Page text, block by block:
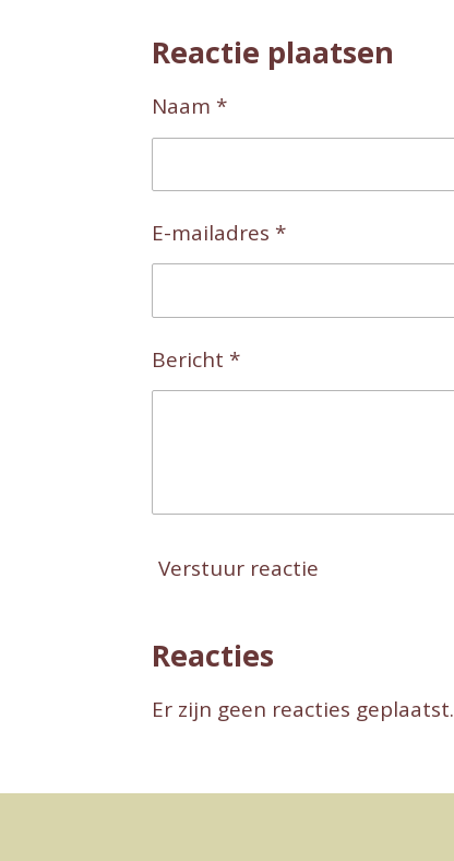
e
n
l
r
e
Reactie plaatsen
Naam *
E-mailadres *
Bericht *
Verstuur reactie
Reacties
Er zijn geen reacties geplaatst.